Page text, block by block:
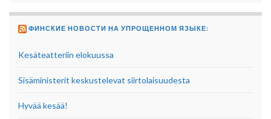
ФИНСКИЕ НОВОСТИ НА УПРОЩЕННОМ ЯЗЫКЕ:
Kesäteatteriin elokuussa
Sisäministerit keskustelevat siirtolaisuudesta
Hyvää kesää!